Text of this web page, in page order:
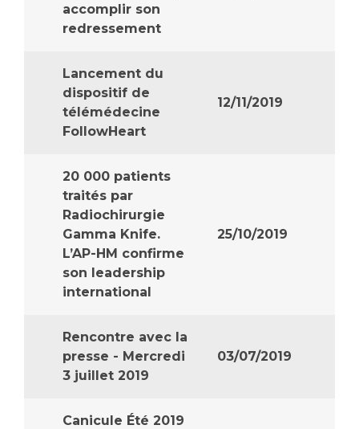
accomplir son
redressement
Lancement du
dispositif de
télémédecine
FollowHeart
12/11/2019
20 000 patients
traités par
Radiochirurgie
Gamma Knife.
L’AP-HM confirme
son leadership
international
25/10/2019
Rencontre avec la
presse - Mercredi
3 juillet 2019
03/07/2019
Canicule Été 2019